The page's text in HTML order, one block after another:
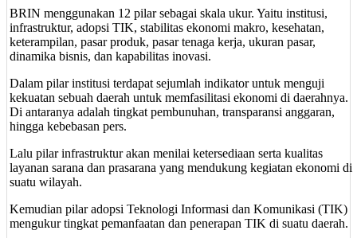
BRIN menggunakan 12 pilar sebagai skala ukur. Yaitu institusi,
infrastruktur, adopsi TIK, stabilitas ekonomi makro, kesehatan,
keterampilan, pasar produk, pasar tenaga kerja, ukuran pasar,
dinamika bisnis, dan kapabilitas inovasi.
Dalam pilar institusi terdapat sejumlah indikator untuk menguji
kekuatan sebuah daerah untuk memfasilitasi ekonomi di daerahnya.
Di antaranya adalah tingkat pembunuhan, transparansi anggaran,
hingga kebebasan pers.
Lalu pilar infrastruktur akan menilai ketersediaan serta kualitas
layanan sarana dan prasarana yang mendukung kegiatan ekonomi di
suatu wilayah.
Kemudian pilar adopsi Teknologi Informasi dan Komunikasi (TIK)
mengukur tingkat pemanfaatan dan penerapan TIK di suatu daerah.